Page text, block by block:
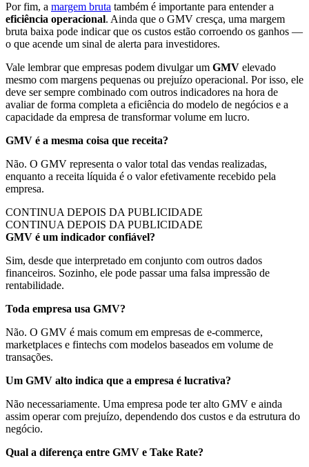
Por fim, a margem bruta também é importante para entender a
eficiência operacional. Ainda que o GMV cresça, uma margem
bruta baixa pode indicar que os custos estão corroendo os ganhos —
o que acende um sinal de alerta para investidores.
Vale lembrar que empresas podem divulgar um GMV elevado
mesmo com margens pequenas ou prejuízo operacional. Por isso, ele
deve ser sempre combinado com outros indicadores na hora de
avaliar de forma completa a eficiência do modelo de negócios e a
capacidade da empresa de transformar volume em lucro.
GMV é a mesma coisa que receita?
Não. O GMV representa o valor total das vendas realizadas,
enquanto a receita líquida é o valor efetivamente recebido pela
empresa.
CONTINUA DEPOIS DA PUBLICIDADE
CONTINUA DEPOIS DA PUBLICIDADE
GMV é um indicador confiável?
Sim, desde que interpretado em conjunto com outros dados
financeiros. Sozinho, ele pode passar uma falsa impressão de
rentabilidade.
Toda empresa usa GMV?
Não. O GMV é mais comum em empresas de e-commerce,
marketplaces e fintechs com modelos baseados em volume de
transações.
Um GMV alto indica que a empresa é lucrativa?
Não necessariamente. Uma empresa pode ter alto GMV e ainda
assim operar com prejuízo, dependendo dos custos e da estrutura do
negócio.
Qual a diferença entre GMV e Take Rate?